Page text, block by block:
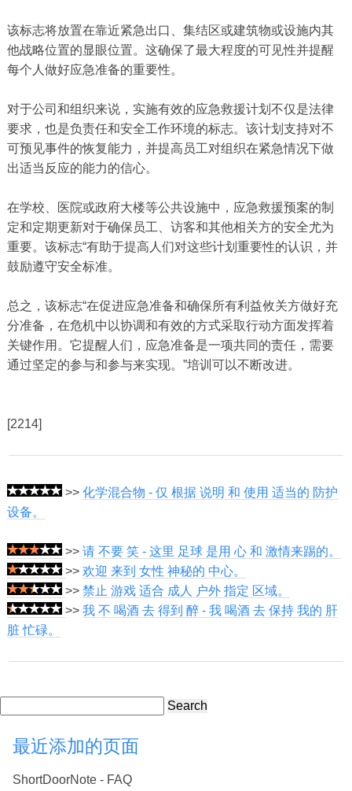
该标志将放置在靠近紧急出口、集结区或建筑物或设施内其
他战略位置的显眼位置。这确保了最大程度的可见性并提醒
每个人做好应急准备的重要性。
对于公司和组织来说，实施有效的应急救援计划不仅是法律
要求，也是负责任和安全工作环境的标志。该计划支持对不
可预见事件的恢复能力，并提高员工对组织在紧急情况下做
出适当反应的能力的信心。
在学校、医院或政府大楼等公共设施中，应急救援预案的制
定和定期更新对于确保员工、访客和其他相关方的安全尤为
重要。该标志“有助于提高人们对这些计划重要性的认识，并
鼓励遵守安全标准。
总之，该标志“在促进应急准备和确保所有利益攸关方做好充
分准备，在危机中以协调和有效的方式采取行动方面发挥着
关键作用。它提醒人们，应急准备是一项共同的责任，需要
通过坚定的参与和参与来实现。”培训可以不断改进。
[2214]
>> 化学混合物 - 仅 根据 说明 和 使用 适当的 防护
设备。
>> 请 不要 笑 - 这里 足球 是用 心 和 激情来踢的。
>> 欢迎 来到 女性 神秘的 中心。
>> 禁止 游戏 适合 成人 户外 指定 区域。
>> 我 不 喝酒 去 得到 醉 - 我 喝酒 去 保持 我的 肝
脏 忙碌。
Search
最近添加的页面
ShortDoorNote - FAQ